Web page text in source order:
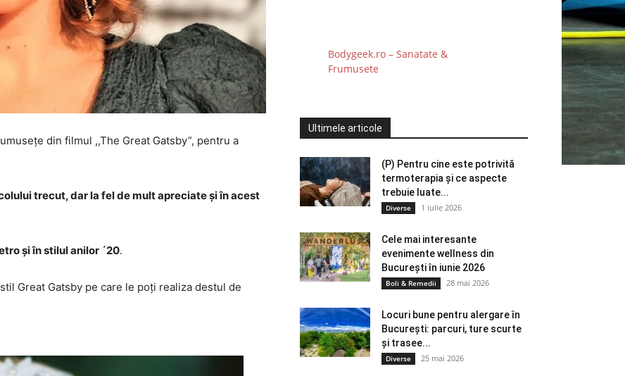
din filmul ,,The Great Gatsby”, pentru a
trecut, dar la fel de mult apreciate și în acest
și în stilul anilor ´20.
Great Gatsby pe care le poți realiza destul de
Bodygeek.ro – Sanatate &
Frumusete
Ultimele articole
(P) Pentru cine este potrivită
termoterapia și ce aspecte
trebuie luate...
Diverse 1 iulie 2026
Cele mai interesante
evenimente wellness din
București în iunie 2026
Boli & Remedii 28 mai 2026
Locuri bune pentru alergare în
București: parcuri, ture scurte
și trasee...
Diverse 25 mai 2026